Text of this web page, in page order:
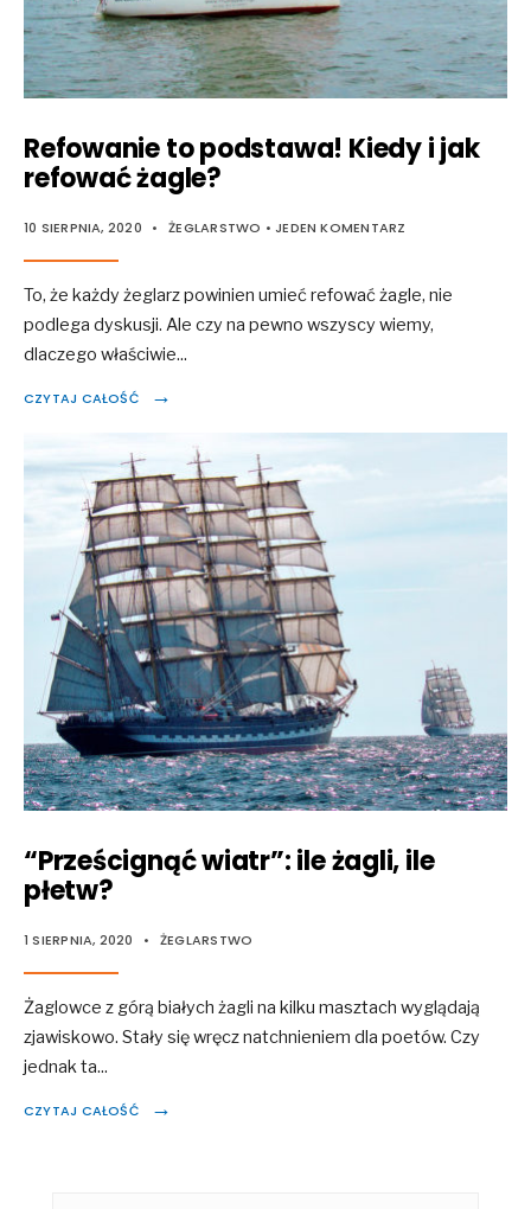
Refowanie to podstawa! Kiedy i jak
refować żagle?
10 SIERPNIA, 2020 • ŻEGLARSTWO • JEDEN KOMENTARZ
To, że każdy żeglarz powinien umieć refować żagle, nie
podlega dyskusji. Ale czy na pewno wszyscy wiemy,
dlaczego właściwie...
CZYTAJ CAŁOŚĆ →
“Prześcignąć wiatr”: ile żagli, ile
płetw?
1 SIERPNIA, 2020 • ŻEGLARSTWO
Żaglowce z górą białych żagli na kilku masztach wyglądają
zjawiskowo. Stały się wręcz natchnieniem dla poetów. Czy
jednak ta...
CZYTAJ CAŁOŚĆ →